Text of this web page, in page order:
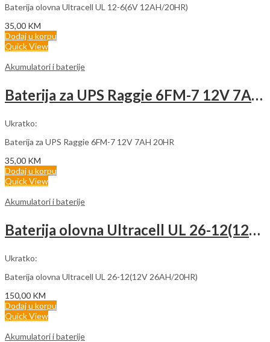
Baterija olovna Ultracell UL 12-6(6V 12AH/20HR)
35,00 KM
Dodaj u korpu
Quick View
Akumulatori i baterije
Baterija za UPS Raggie 6FM-7 12V 7AH 20HR
Ukratko:
Baterija za UPS Raggie 6FM-7 12V 7AH 20HR
35,00 KM
Dodaj u korpu
Quick View
Akumulatori i baterije
Baterija olovna Ultracell UL 26-12(12V 26AH/20HR)
Ukratko:
Baterija olovna Ultracell UL 26-12(12V 26AH/20HR)
150,00 KM
Dodaj u korpu
Quick View
Akumulatori i baterije